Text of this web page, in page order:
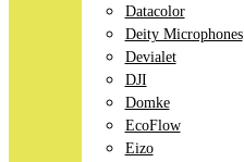
Datacolor
Deity Microphones
Devialet
DJI
Domke
EcoFlow
Eizo